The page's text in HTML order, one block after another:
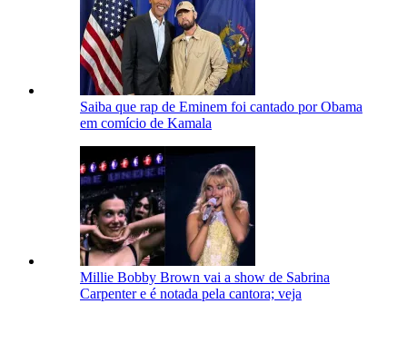
Saiba que rap de Eminem foi cantado por Obama
em comício de Kamala
Millie Bobby Brown vai a show de Sabrina
Carpenter e é notada pela cantora; veja